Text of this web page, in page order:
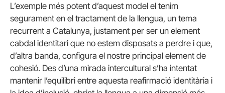
L’exemple més potent d’aquest model el tenim
segurament en el tractament de la llengua, un tema
recurrent a Catalunya, justament per ser un element
cabdal identitari que no estem disposats a perdre i que,
d’altra banda, configura el nostre principal element de
cohesió. Des d’una mirada intercultural s’ha intentat
mantenir l’equilibri entre aquesta reafirmació identitària i